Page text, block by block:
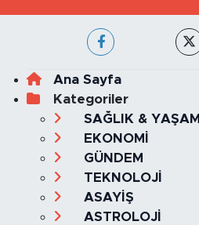
Ana Sayfa
Kategoriler
SAĞLIK & YAŞAM
EKONOMİ
GÜNDEM
TEKNOLOJİ
ASAYİŞ
ASTROLOJİ